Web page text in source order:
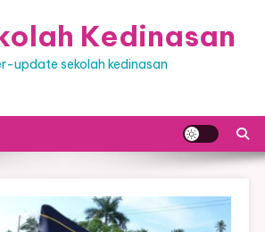
Kedinasan
update sekolah kedinasan